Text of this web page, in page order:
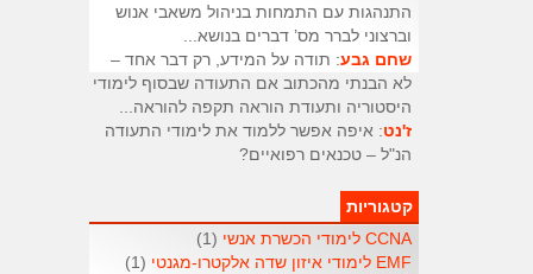
התנהגות עם התמחות בניהול משאבי אנוש
וברצוני לברר מס’ דברים בנושא...
שחם גבע: תודה על המידע, רק דבר אחד –
לא הבנתי מהכתוב אם התעודה שבסוף לימודי
היסטוריה ותעודת הוראה תקפה להוראה...
ז'נט: איפה אפשר ללמוד את לימודי התעודה
הנ"ל – טכנאים רפואיים?
קטגוריות
CCNA לימודי הכשרת אנשי
(1)
EMF לימודי איזון שדה אלקטרו-מגנטי
(1)